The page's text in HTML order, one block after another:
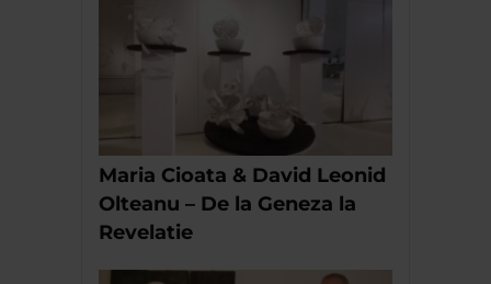
Maria Cioata & David Leonid
Olteanu – De la Geneza la
Revelatie